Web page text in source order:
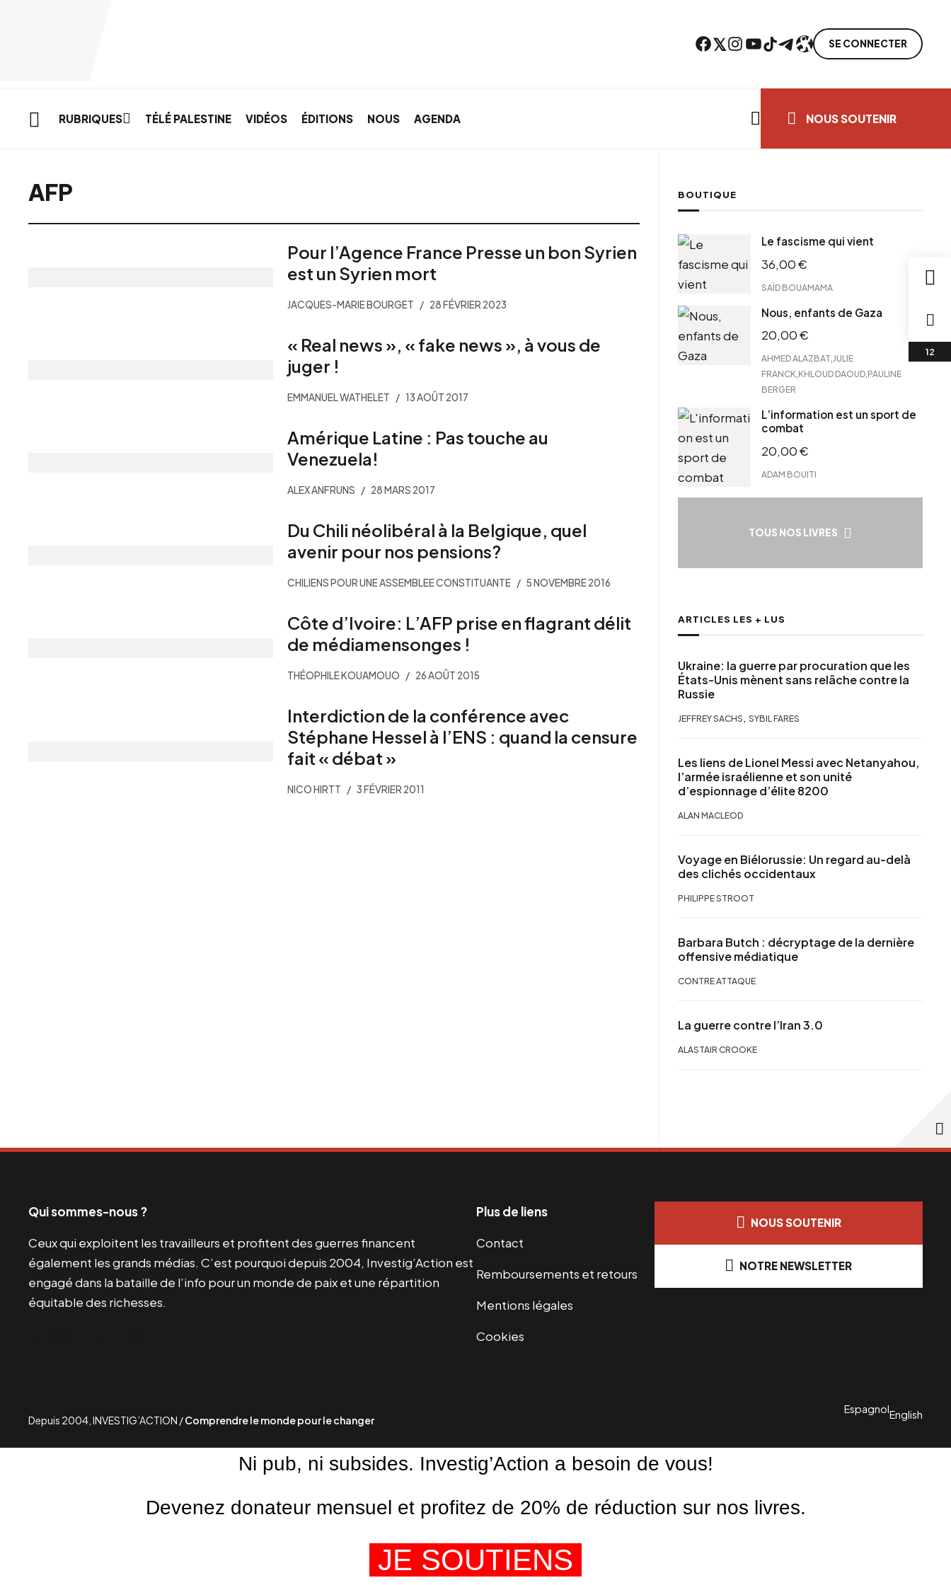
Facebook Twitter Instagram YouTube TikTok TelegramLien SE CONNECTER
RUBRIQUES TÉLÉ PALESTINE VIDÉOS ÉDITIONS NOUS AGENDA NOUS SOUTENIR
AFP
Pour l’Agence France Presse un bon Syrien
est un Syrien mort
JACQUES-MARIE BOURGET 28 FÉVRIER 2023
« Real news », « fake news », à vous de
juger !
EMMANUEL WATHELET 13 AOÛT 2017
Amérique Latine : Pas touche au
Venezuela!
ALEX ANFRUNS 28 MARS 2017
Du Chili néolibéral à la Belgique, quel
avenir pour nos pensions?
CHILIENS POUR UNE ASSEMBLEE CONSTITUANTE 5 NOVEMBRE 2016
Côte d’Ivoire: L’AFP prise en flagrant délit
de médiamensonges !
THÉOPHILE KOUAMOUO 26 AOÛT 2015
Interdiction de la conférence avec
Stéphane Hessel à l’ENS : quand la censure
fait « débat »
NICO HIRTT 3 FÉVRIER 2011
BOUTIQUE
Le fascisme qui vient
36,00€
SAÏD BOUAMAMA
Nous, enfants de Gaza
20,00€
AHMED ALAZBAT JULIE
FRANCK KHLOUD DAOUD PAULINE
BERGER
L’information est un sport de
combat
20,00€
ADAM BOUITI
TOUS NOS LIVRES
ARTICLES LES + LUS
Ukraine: la guerre par procuration que les
États-Unis mènent sans relâche contre la
Russie
JEFFREY SACHS , SYBIL FARES
Les liens de Lionel Messi avec Netanyahou,
l’armée israélienne et son unité
d’espionnage d’élite 8200
ALAN MACLEOD
Voyage en Biélorussie: Un regard au-delà
des clichés occidentaux
PHILIPPE STROOT
Barbara Butch : décryptage de la dernière
offensive médiatique
CONTRE ATTAQUE
La guerre contre l’Iran 3.0
ALASTAIR CROOKE
Qui sommes-nous ?
Ceux qui exploitent les travailleurs et profitent des guerres financent
également les grands médias. C’est pourquoi depuis 2004, Investig’Action est
engagé dans la bataille de l’info pour un monde de paix et une répartition
équitable des richesses.
Plus de liens
Contact
Remboursements et retours
Mentions légales
Cookies
NOUS SOUTENIR
NOTRE NEWSLETTER
Depuis 2004, INVESTIG’ACTION /Comprendre le monde pour le changer
EspagnolEnglish
Ni pub, ni subsides. Investig’Action a besoin de vous!
Devenez donateur mensuel et profitez de 20% de réduction sur nos livres.
JE SOUTIENS